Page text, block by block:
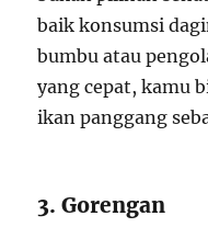
baik konsumsi
bumbu atau
yang cepat, kamu
ikan panggang
3. Gorengan